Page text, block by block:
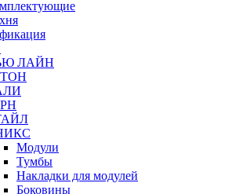
ЛАЙН
Модули
Тумбы
Накладки для модулей
Боковины